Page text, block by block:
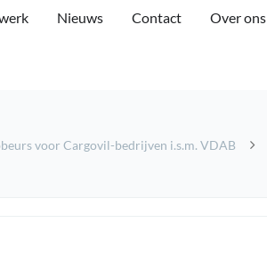
Nieuws Contact Over ons
voor Cargovil-bedrijven i.s.m. VDAB